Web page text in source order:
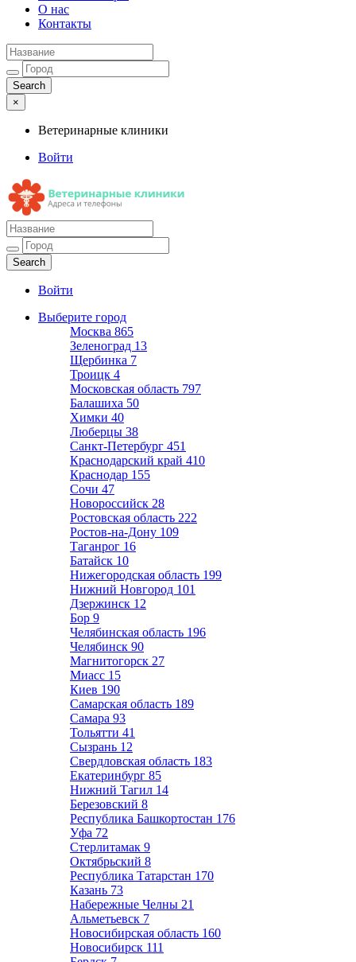
О нас
Контакты
×
Ветеринарные клиники
Войти
Ветеринарные клиники
Адреса и телефоны
Войти
Выберите город
Москва 865
Зеленоград 13
Щербинка 7
Троицк 4
Московская область 797
Балашиха 50
Химки 40
Люберцы 38
Санкт-Петербург 451
Краснодарский край 410
Краснодар 155
Сочи 47
Новороссийск 28
Ростовская область 222
Ростов-на-Дону 109
Таганрог 16
Батайск 10
Нижегородская область 199
Нижний Новгород 101
Дзержинск 12
Бор 9
Челябинская область 196
Челябинск 90
Магнитогорск 27
Миасс 15
Киев 190
Самарская область 189
Самара 93
Тольятти 41
Сызрань 12
Свердловская область 183
Екатеринбург 85
Нижний Тагил 14
Березовский 8
Республика Башкортостан 176
Уфа 72
Стерлитамак 9
Октябрьский 8
Республика Татарстан 170
Казань 73
Набережные Челны 21
Альметьевск 7
Новосибирская область 160
Новосибирск 111